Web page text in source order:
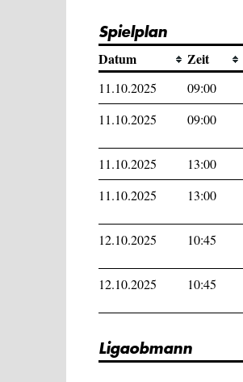
Spielplan
Datum Zeit
11.10.2025 09:00
11.10.2025
09:00
11.10.2025 13:00
11.10.2025
13:00
12.10.2025 10:45
12.10.2025 10:45
Ligaobmann